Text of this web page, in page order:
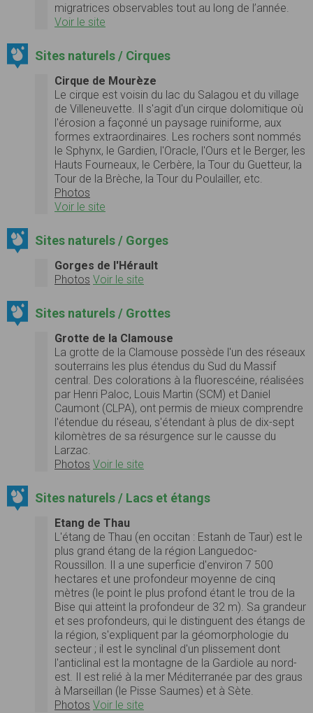
migratrices observables tout au long de l’année.
Voir le site
Sites naturels / Cirques
Cirque de Mourèze
Le cirque est voisin du lac du Salagou et du village
de Villeneuvette. Il s'agit d'un cirque dolomitique où
l'érosion a façonné un paysage ruiniforme, aux
formes extraordinaires. Les rochers sont nommés
le Sphynx, le Gardien, l'Oracle, l'Ours et le Berger, les
Hauts Fourneaux, le Cerbère, la Tour du Guetteur, la
Tour de la Brèche, la Tour du Poulailler, etc.
Photos
Voir le site
Sites naturels / Gorges
Gorges de l'Hérault
Photos Voir le site
Sites naturels / Grottes
Grotte de la Clamouse
La grotte de la Clamouse possède l'un des réseaux
souterrains les plus étendus du Sud du Massif
central. Des colorations à la fluorescéine, réalisées
par Henri Paloc, Louis Martin (SCM) et Daniel
Caumont (CLPA), ont permis de mieux comprendre
l'étendue du réseau, s'étendant à plus de dix-sept
kilomètres de sa résurgence sur le causse du
Larzac.
Photos Voir le site
Sites naturels / Lacs et étangs
Etang de Thau
L'étang de Thau (en occitan : Estanh de Taur) est le
plus grand étang de la région Languedoc-
Roussillon. Il a une superficie d'environ 7 500
hectares et une profondeur moyenne de cinq
mètres (le point le plus profond étant le trou de la
Bise qui atteint la profondeur de 32 m). Sa grandeur
et ses profondeurs, qui le distinguent des étangs de
la région, s'expliquent par la géomorphologie du
secteur ; il est le synclinal d'un plissement dont
l'anticlinal est la montagne de la Gardiole au nord-
est. Il est relié à la mer Méditerranée par des graus
à Marseillan (le Pisse Saumes) et à Sète.
Photos Voir le site